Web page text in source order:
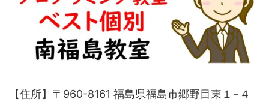
【住所】〒960-8161 福島県福島市郷野目東１−４